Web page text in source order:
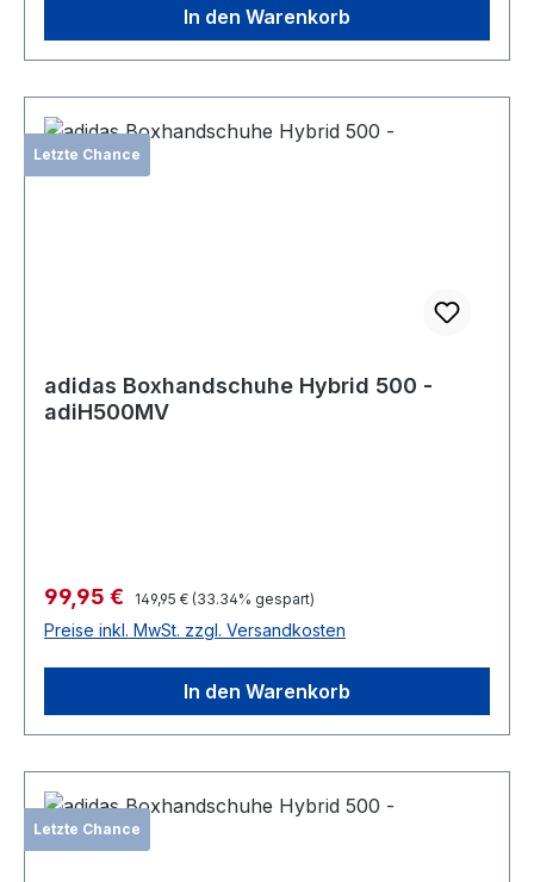
In den Warenkorb
Letzte Chance
adidas Boxhandschuhe Hybrid 500 -
adiH500MV
Verkaufspreis:
99,95 € Regulärer Preis:
149,95 € (33.34% gespart)
Preise inkl. MwSt. zzgl. Versandkosten
In den Warenkorb
Letzte Chance